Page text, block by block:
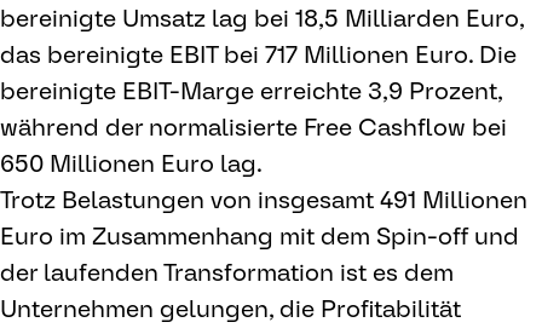
bereinigte Umsatz lag bei 18,5 Milliarden Euro,
das bereinigte EBIT bei 717 Millionen Euro. Die
bereinigte EBIT-Marge erreichte 3,9 Prozent,
während der normalisierte Free Cashflow bei
650 Millionen Euro lag.
Trotz Belastungen von insgesamt 491 Millionen
Euro im Zusammenhang mit dem Spin-off und
der laufenden Transformation ist es dem
Unternehmen gelungen, die Profitabilität